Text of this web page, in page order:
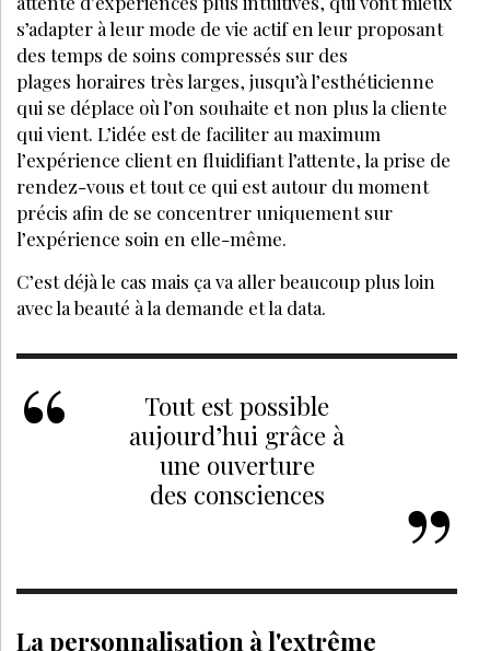
OCTOBRE 2019
J’ACHÈTE CE MAGAZINE
À DÉCOUVRIR AUSSI :